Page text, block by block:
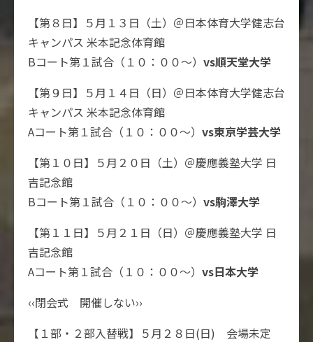
【第８日】５月１３日（土）＠日本体育大学健志台
キャンパス 米本記念体育館
Bコート第１試合（１０：００～） vs順天堂大学
【第９日】５月１４日（日）＠日本体育大学健志台
キャンパス 米本記念体育館
Aコート第１試合（１０：００～） vs東京学芸大学
【第１０日】５月２０日（土）＠慶應義塾大学 日
吉記念館
Bコート第１試合（１０：００～） vs駒澤大学
【第１１日】５月２１日（日）＠慶應義塾大学 日
吉記念館
Aコート第１試合（１０：００～） vs日本大学
‹‹閉会式 開催しない››
【１部・２部入替戦】５月２８日(日) 会場未定